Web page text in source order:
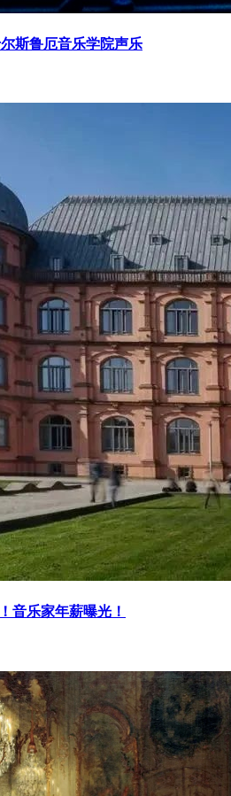
斯鲁厄音乐学院声乐
音乐家年薪曝光！